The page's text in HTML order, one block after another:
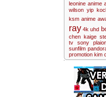
leonine anime
wilson yip
ksm anime
ray 4k uhd
chen kaige
tv
sony
sunfilm
promotion kim